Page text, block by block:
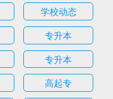
学校动态
专升本
专升本
高起专